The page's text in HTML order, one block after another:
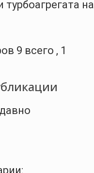
на
9 всего , 1